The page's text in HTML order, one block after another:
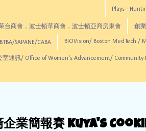
Plays -
萊台商會，波士頓華商會，波士頓亞裔房東會 創
SAPANE/CABA BIOVision/ Boston MedTech /
通訊/ Office of Women's Advancement/ Community
企業簡報賽 Kuya's